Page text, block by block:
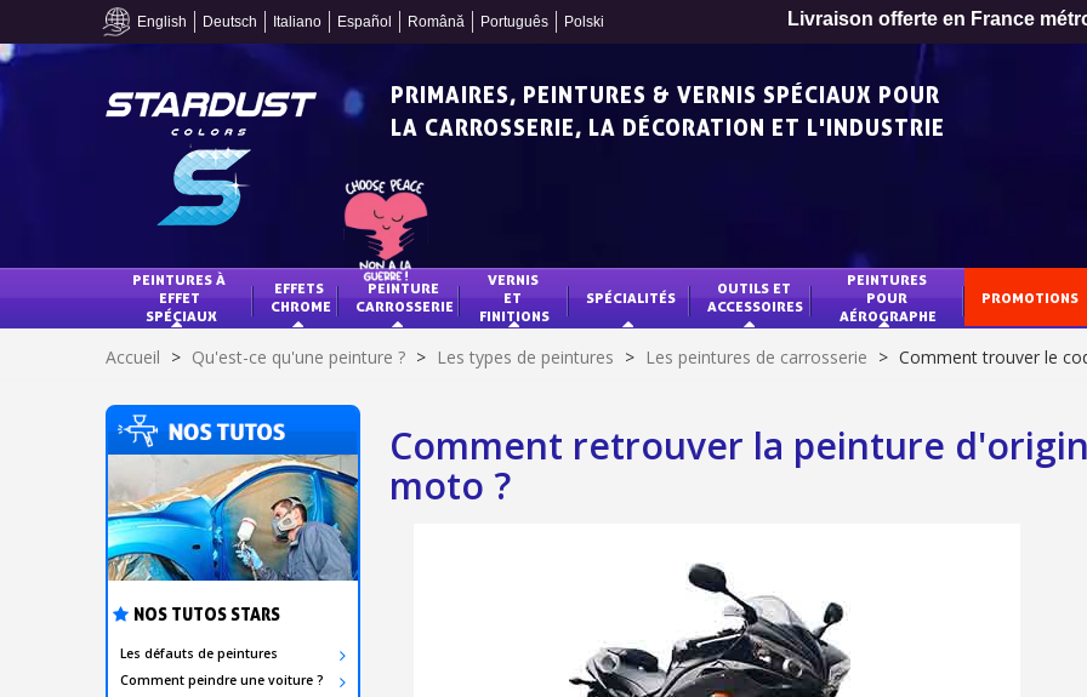
English Deutsch Italiano Español Română Português Polski Livraison offerte en France
Inscription à la
Livraison sous 24
Livraison offerte en France
Paiement en 4x sans
Partagez vos créations et
PRIMAIRES, PEINTURES & VERNIS SPÉCIAUX POUR
LA CARROSSERIE, LA DÉCORATION ET L'INDUSTRIE
PEINTURES À
EFFET
SPÉCIAUX
EFFETS
CHROME
PEINTURE
CARROSSERIE
VERNIS
ET
FINITIONS
SPÉCIALITÉS
OUTILS ET
ACCESSOIRES
PEINTURES
POUR
AÉROGRAPHE
PROMOTIONS
Accueil > Qu'est-ce qu'une peinture ? > Les types de peintures > Les peintures de carrosserie > Comment trouver le
NOS TUTOS STARS
Les défauts de peintures
Comment peindre une voiture ?
Comment retrouver la peinture
moto ?